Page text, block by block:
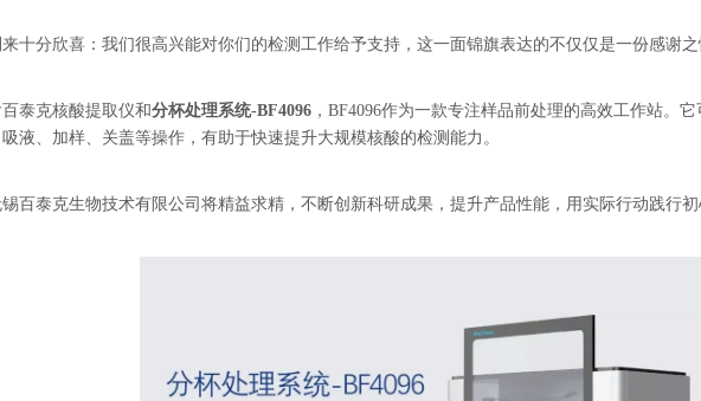
十分欣喜：我们很高兴能对你们的检测工作给予支持，这一面锦旗表达的不仅仅是一份感谢
泰克核酸提取仪和分杯处理系统-BF4096 ，BF4096作为一款专注样品前处理的高效工作站。
液、加样、关盖等操作，有助于快速提升大规模核酸的检测能力。
百泰克生物技术有限公司将精益求精，不断创新科研成果，提升产品性能，用实际行动践行